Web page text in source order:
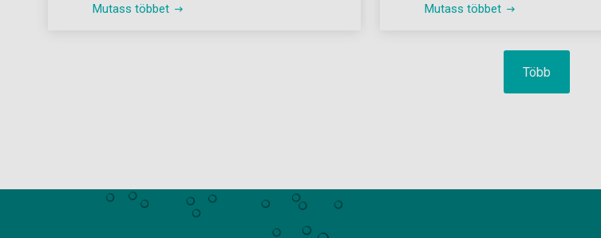
Mutass többet Mutass többet
Több